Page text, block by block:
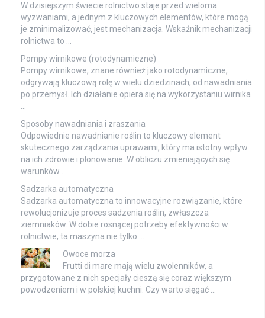
W dzisiejszym świecie rolnictwo staje przed wieloma
wyzwaniami, a jednym z kluczowych elementów, które mogą
je zminimalizować, jest mechanizacja. Wskaźnik mechanizacji
rolnictwa to …
Pompy wirnikowe (rotodynamiczne)
Pompy wirnikowe, znane również jako rotodynamiczne,
odgrywają kluczową rolę w wielu dziedzinach, od nawadniania
po przemysł. Ich działanie opiera się na wykorzystaniu wirnika
…
Sposoby nawadniania i zraszania
Odpowiednie nawadnianie roślin to kluczowy element
skutecznego zarządzania uprawami, który ma istotny wpływ
na ich zdrowie i plonowanie. W obliczu zmieniających się
warunków …
Sadzarka automatyczna
Sadzarka automatyczna to innowacyjne rozwiązanie, które
rewolucjonizuje proces sadzenia roślin, zwłaszcza
ziemniaków. W dobie rosnącej potrzeby efektywności w
rolnictwie, ta maszyna nie tylko …
Owoce morza
Frutti di mare mają wielu zwolenników, a
przygotowane z nich specjały cieszą się coraz większym
powodzeniem i w polskiej kuchni. Czy warto sięgać …